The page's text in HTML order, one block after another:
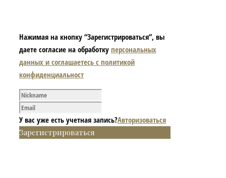
Нажимая на кнопку “Зарегистрироваться”, вы
даете согласие на обработку персональных
данных и соглашаетесь с политикой
конфиденциальност
У вас уже есть учетная запись?Авторизоваться
Зарегистрироваться